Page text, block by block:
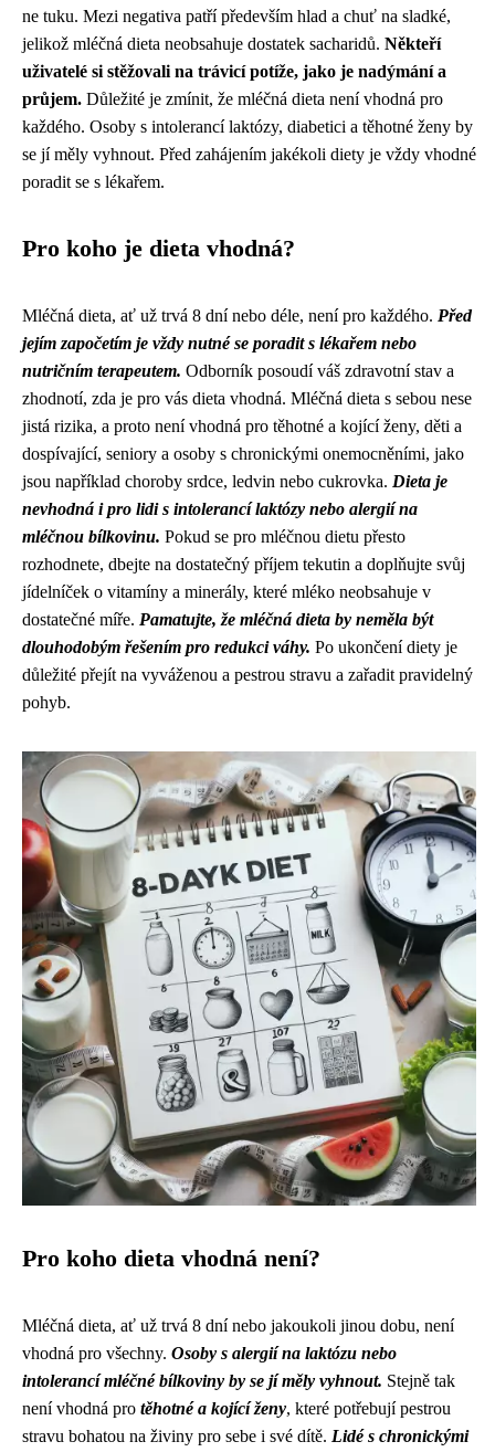
ne tuku. Mezi negativa patří především hlad a chuť na sladké,
jelikož mléčná dieta neobsahuje dostatek sacharidů. Někteří
uživatelé si stěžovali na trávicí potíže, jako je nadýmání a
průjem. Důležité je zmínit, že mléčná dieta není vhodná pro
každého. Osoby s intolerancí laktózy, diabetici a těhotné ženy by
se jí měly vyhnout. Před zahájením jakékoli diety je vždy vhodné
poradit se s lékařem.
Pro koho je dieta vhodná?
Mléčná dieta, ať už trvá 8 dní nebo déle, není pro každého. Před
jejím započetím je vždy nutné se poradit s lékařem nebo
nutričním terapeutem. Odborník posoudí váš zdravotní stav a
zhodnotí, zda je pro vás dieta vhodná. Mléčná dieta s sebou nese
jistá rizika, a proto není vhodná pro těhotné a kojící ženy, děti a
dospívající, seniory a osoby s chronickými onemocněními, jako
jsou například choroby srdce, ledvin nebo cukrovka. Dieta je
nevhodná i pro lidi s intolerancí laktózy nebo alergií na
mléčnou bílkovinu. Pokud se pro mléčnou dietu přesto
rozhodnete, dbejte na dostatečný příjem tekutin a doplňujte svůj
jídelníček o vitamíny a minerály, které mléko neobsahuje v
dostatečné míře. Pamatujte, že mléčná dieta by neměla být
dlouhodobým řešením pro redukci váhy. Po ukončení diety je
důležité přejít na vyváženou a pestrou stravu a zařadit pravidelný
pohyb.
Pro koho dieta vhodná není?
Mléčná dieta, ať už trvá 8 dní nebo jakoukoli jinou dobu, není
vhodná pro všechny. Osoby s alergií na laktózu nebo
intolerancí mléčné bílkoviny by se jí měly vyhnout. Stejně tak
není vhodná pro těhotné a kojící ženy, které potřebují pestrou
stravu bohatou na živiny pro sebe i své dítě. Lidé s chronickými